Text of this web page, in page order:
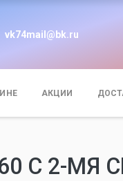
vk74mail@bk.ru
АКЦИИ
С 2-